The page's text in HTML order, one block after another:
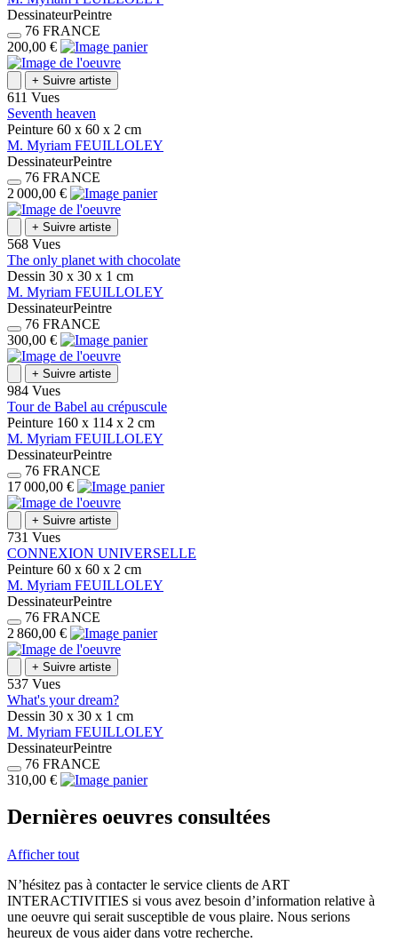
DessinateurPeintre
76 FRANCE
200,00 €
+ Suivre artiste
611 Vues
Seventh heaven
Peinture 60 x 60 x 2 cm
M. Myriam FEUILLOLEY
DessinateurPeintre
76 FRANCE
2 000,00 €
+ Suivre artiste
568 Vues
The only planet with chocolate
Dessin 30 x 30 x 1 cm
M. Myriam FEUILLOLEY
DessinateurPeintre
76 FRANCE
300,00 €
+ Suivre artiste
984 Vues
Tour de Babel au crépuscule
Peinture 160 x 114 x 2 cm
M. Myriam FEUILLOLEY
DessinateurPeintre
76 FRANCE
17 000,00 €
+ Suivre artiste
731 Vues
CONNEXION UNIVERSELLE
Peinture 60 x 60 x 2 cm
M. Myriam FEUILLOLEY
DessinateurPeintre
76 FRANCE
2 860,00 €
+ Suivre artiste
537 Vues
What's your dream?
Dessin 30 x 30 x 1 cm
M. Myriam FEUILLOLEY
DessinateurPeintre
76 FRANCE
310,00 €
Dernières oeuvres consultées
Afficher tout
N’hésitez pas à contacter le service clients de ART
INTERACTIVITIES si vous avez besoin d’information relative à
une oeuvre qui serait susceptible de vous plaire. Nous serions
heureux de vous aider dans votre recherche.